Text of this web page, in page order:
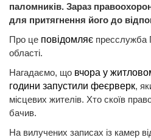
паломників. Зараз
для притягнення його до
Про це повідомляє пресслужба
області.
Нагадаємо, що вчора у
години запустили феєрверк,
місцевих жителів. Хто скоїв
бачив.
На вилучених записах із камер